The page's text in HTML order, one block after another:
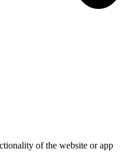
of the website or app